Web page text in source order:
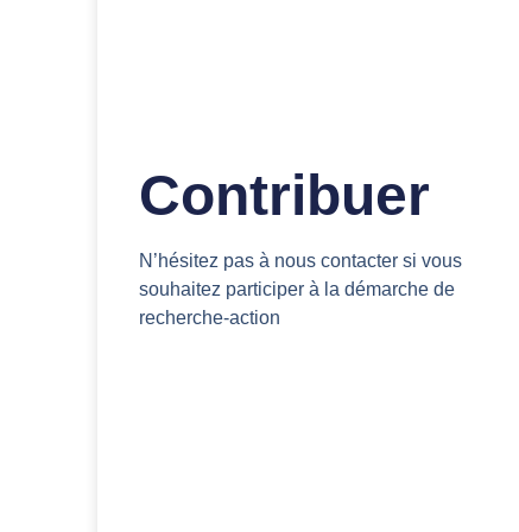
Contribuer
N’hésitez pas à nous contacter si vous
souhaitez participer à la démarche de
recherche-action